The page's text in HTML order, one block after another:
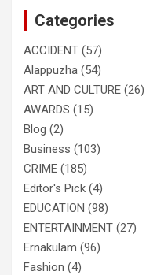
Categories
ACCIDENT (57)
Alappuzha (54)
ART AND CULTURE (26)
AWARDS (15)
Blog (2)
Business (103)
CRIME (185)
Editor's Pick (4)
EDUCATION (98)
ENTERTAINMENT (27)
Ernakulam (96)
Fashion (4)